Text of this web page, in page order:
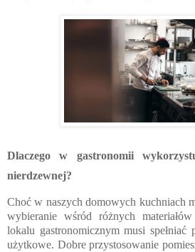
Dlaczego w gastronomii
nierdzewnej?
Choć w naszych domowych kuchniach
wybieranie wśród różnych
lokalu gastronomicznym musi spełniać
użytkowe. Dobre przystosowanie